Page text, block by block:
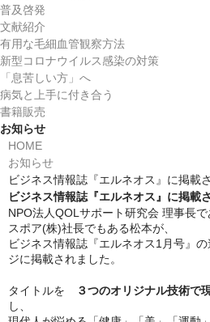
定例講演会
講演会の報告資料
講演会へのお申込み方法
講習協力活動
WOX美酸素頭皮ケア
化粧品によるQOLアップと
知っておきたいルール
大辻まい子の相談室
文献紹介
普及啓発
文献紹介
有用な毛細血管観察方法
新型コロナウイルス感染の対策
「息苦しい方」へ
病気と上手に付き合う
書籍販売
お知らせ
HOME
お知らせ
ビジネス情報誌『エルネオス』に掲載
ビジネス情報誌『エルネオス』に掲載
NPO法人QOLサポート研究会 理事長
スポア(株)社長でもある松本が、
ビジネス情報誌『エルネオス1月号』
ジに掲載されました。
タイトルを ３つのオリジナル技術で
し、